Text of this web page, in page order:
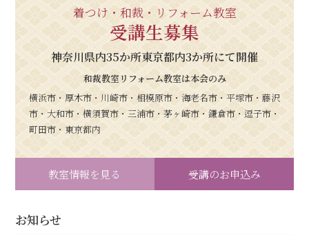
着つけ・和裁・リフォーム教室
受講生募集
神奈川県内35か所東京都内3か所にて開催
和裁教室リフォーム教室は本会のみ
横浜市・厚木市・川崎市・相模原市・海老名市・平塚市・藤沢
市・大和市・横須賀市・三浦市・茅ヶ崎市・鎌倉市・逗子市・
町田市・東京都内
教室情報を見る 受講のお申込み
お知らせ